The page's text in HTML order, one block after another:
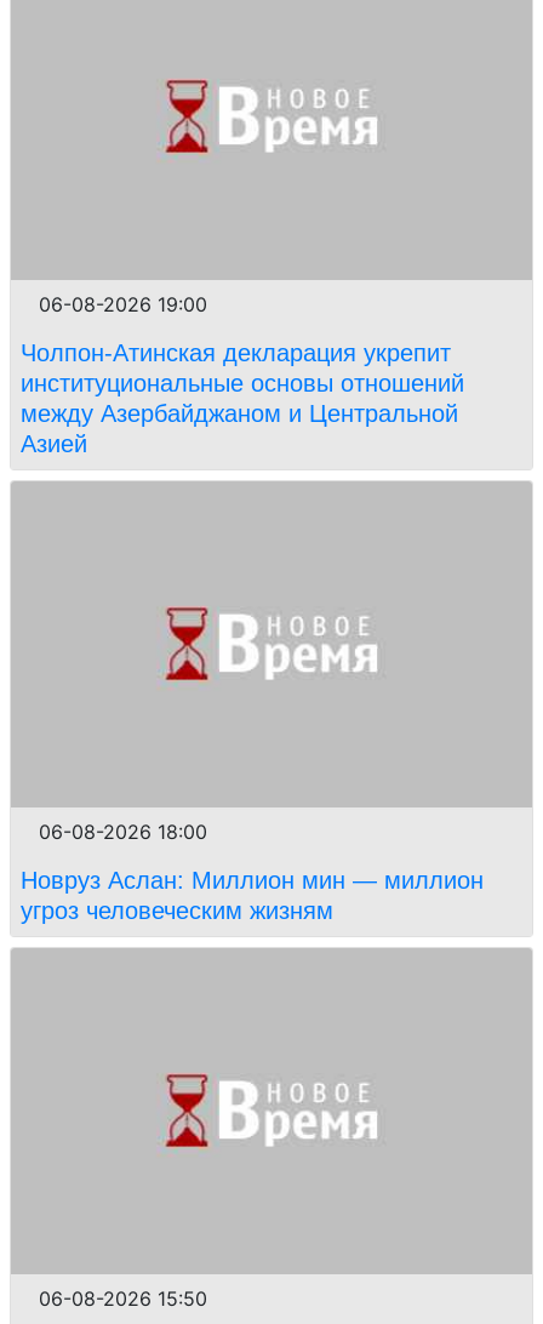
06-08-2026 19:00
Чолпон-Атинская декларация укрепит
институциональные основы отношений
между Азербайджаном и Центральной
Азией
06-08-2026 18:00
Новруз Аслан: Миллион мин — миллион
угроз человеческим жизням
06-08-2026 15:50